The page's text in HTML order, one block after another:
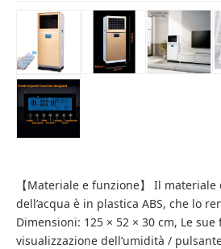
【Materiale e funzione】 Il
dell’acqua è in plastica ABS, che lo
Dimensioni: 125 × 52 × 30 cm, Le
visualizzazione dell’umidità /